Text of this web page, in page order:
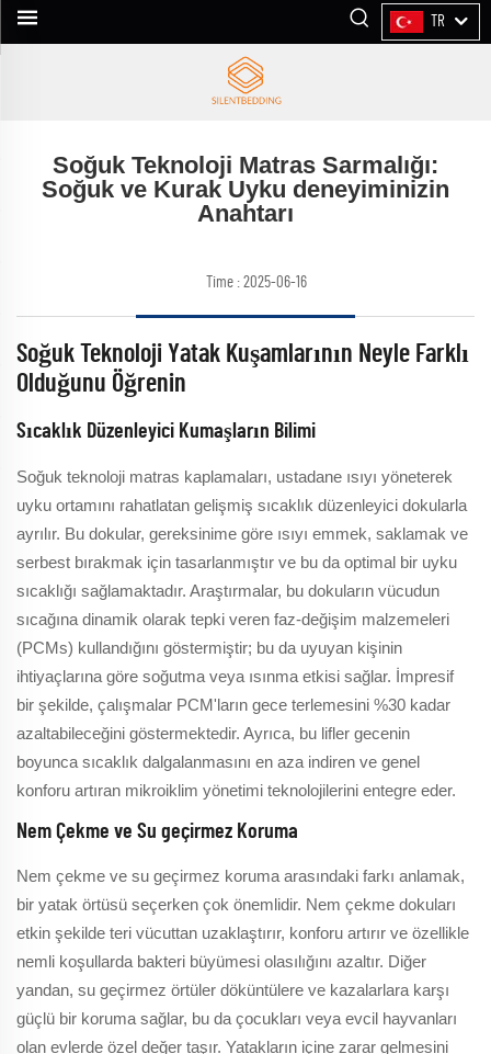
TR
Soğuk Teknoloji Matras Sarmalığı:
Soğuk ve Kurak Uyku deneyiminizin
Anahtarı
Time : 2025-06-16
Soğuk Teknoloji Yatak Kuşamlarının Neyle Farklı
Olduğunu Öğrenin
Sıcaklık Düzenleyici Kumaşların Bilimi
Soğuk teknoloji matras kaplamaları, ustadane ısıyı yöneterek
uyku ortamını rahatlatan gelişmiş sıcaklık düzenleyici dokularla
ayrılır. Bu dokular, gereksinime göre ısıyı emmek, saklamak ve
serbest bırakmak için tasarlanmıştır ve bu da optimal bir uyku
sıcaklığı sağlamaktadır. Araştırmalar, bu dokuların vücudun
sıcağına dinamik olarak tepki veren faz-değişim malzemeleri
(PCMs) kullandığını göstermiştir; bu da uyuyan kişinin
ihtiyaçlarına göre soğutma veya ısınma etkisi sağlar. İmpresif
bir şekilde, çalışmalar PCM'ların gece terlemesini %30 kadar
azaltabileceğini göstermektedir. Ayrıca, bu lifler gecenin
boyunca sıcaklık dalgalanmasını en aza indiren ve genel
konforu artıran mikroiklim yönetimi teknolojilerini entegre eder.
Nem Çekme ve Su geçirmez Koruma
Nem çekme ve su geçirmez koruma arasındaki farkı anlamak,
bir yatak örtüsü seçerken çok önemlidir. Nem çekme dokuları
etkin şekilde teri vücuttan uzaklaştırır, konforu artırır ve özellikle
nemli koşullarda bakteri büyümesi olasılığını azaltır. Diğer
yandan, su geçirmez örtüler döküntülere ve kazalarlara karşı
güçlü bir koruma sağlar, bu da çocukları veya evcil hayvanları
olan evlerde özel değer taşır. Yatakların içine zarar gelmesini